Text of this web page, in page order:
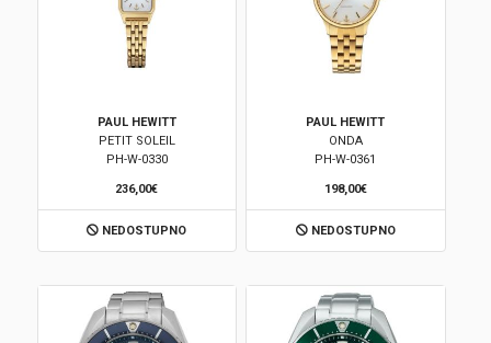
PAUL HEWITT
PETIT SOLEIL
PH-W-0330
236,00€
NEDOSTUPNO
PAUL HEWITT
ONDA
PH-W-0361
198,00€
NEDOSTUPNO